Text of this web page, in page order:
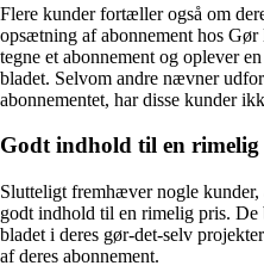
Flere kunder fortæller også om
opsætning af abonnement hos
tegne et abonnement og oplever
bladet. Selvom andre nævner
abonnementet, har disse kunder
Godt indhold til en rimelig
Slutteligt fremhæver nogle
godt indhold til en rimelig pris. De
bladet i deres gør-det-selv
af deres abonnement.